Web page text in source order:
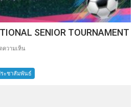
SENIOR TOURNAMENT
ความเห็น
INTERNATIONAL
SENIOR
ะชาสัมพันธ์